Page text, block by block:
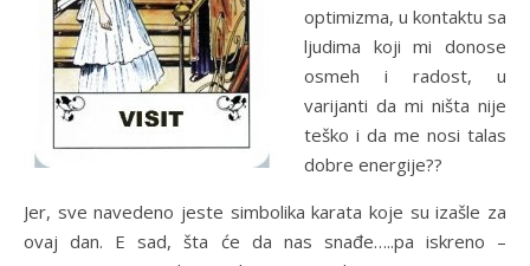
optimizma, u kontaktu sa
ljudima koji mi donose
osmeh i radost, u
varijanti da mi ništa nije
teško i da me nosi talas
dobre energije??
Jer, sve navedeno jeste simbolika karata koje su izašle za
ovaj dan. E sad, šta će da nas snađe…..pa iskreno –